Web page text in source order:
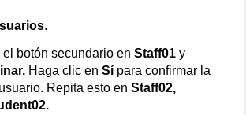
.
el botón secundario enStaff01 y
Haga clic enSí para confirmar la
Repita esto enStaff02,